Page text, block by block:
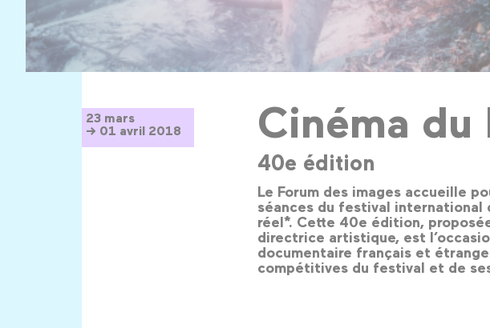
23 mars
→ 01 avril 2018
Cinéma du
40e édition
Le Forum des images accueille
séances du festival international
réel*. Cette 40e édition,
directrice artistique, est
documentaire français et
compétitives du festival et de